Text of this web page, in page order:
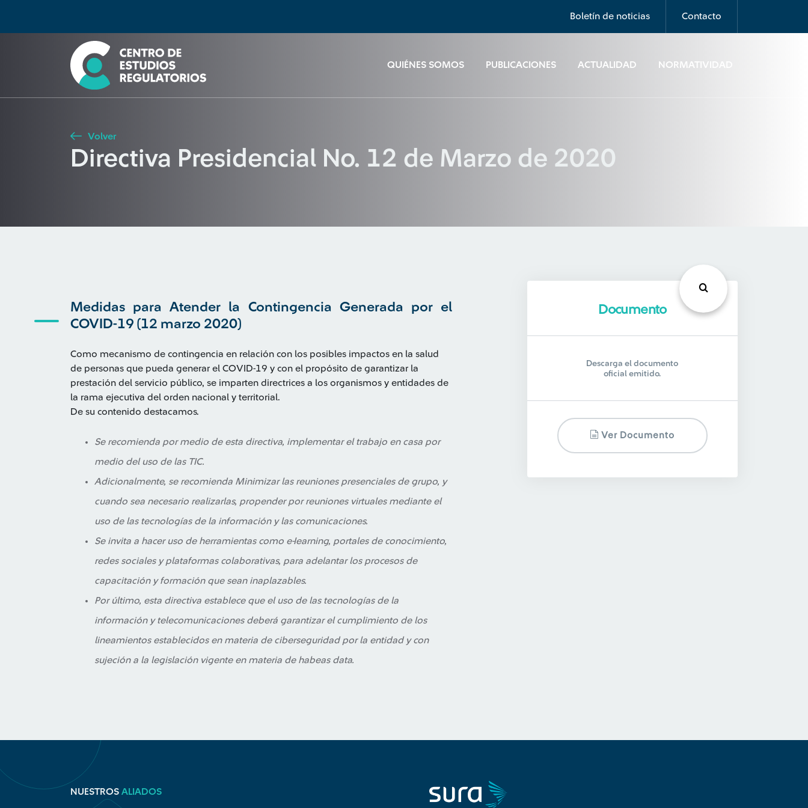
Boletín de noticias Contacto
QUIÉNES SOMOS PUBLICACIONES ACTUALIDAD NORMATIVIDAD
Seleccione país
Buscar
Volver
Directiva Presidencial No. 12 de Marzo de 2020
Medidas para Atender la Contingencia Generada por el
COVID-19 (12 marzo 2020)
Como mecanismo de contingencia en relación con los posibles impactos en la salud
de personas que pueda generar el COVID-19 y con el propósito de garantizar la
prestación del servicio público, se imparten directrices a los organismos y entidades de
la rama ejecutiva del orden nacional y territorial.
De su contenido destacamos.
Se recomienda por medio de esta directiva, implementar el trabajo en casa por
medio del uso de las TIC.
Adicionalmente, se recomienda Minimizar las reuniones presenciales de grupo, y
cuando sea necesario realizarlas, propender por reuniones virtuales mediante el
uso de las tecnologías de la información y las comunicaciones.
Se invita a hacer uso de herramientas como e-Iearning, portales de conocimiento,
redes sociales y plataformas colaborativas, para adelantar los procesos de
capacitación y formación que sean inaplazables.
Por último, esta directiva establece que el uso de las tecnologías de la
información y telecomunicaciones deberá garantizar el cumplimiento de los
lineamientos establecidos en materia de ciberseguridad por la entidad y con
sujeción a la legislación vigente en materia de habeas data.
Documento
Descarga el documento
oficial emitido.
Ver Documento
NUESTROS ALIADOS